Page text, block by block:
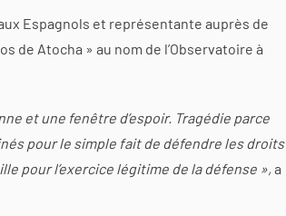
Espagnols et représentante auprès de
de Atocha » au nom de l’Observatoire à
et une fenêtre d’espoir. Tragédie parce
pour le simple fait de défendre les droits
pour l’exercice légitime de la défense »,a